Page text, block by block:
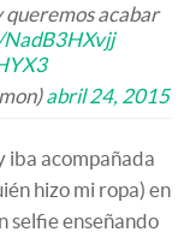
queremos acabar
abril 24, 2015
iba acompañada
hizo mi ropa) en
selfie enseñando